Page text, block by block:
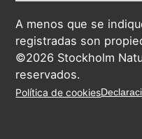
DE
FR
IT
A menos que se
registradas son
©2026 Stockholm
reservados.
Política de cookies